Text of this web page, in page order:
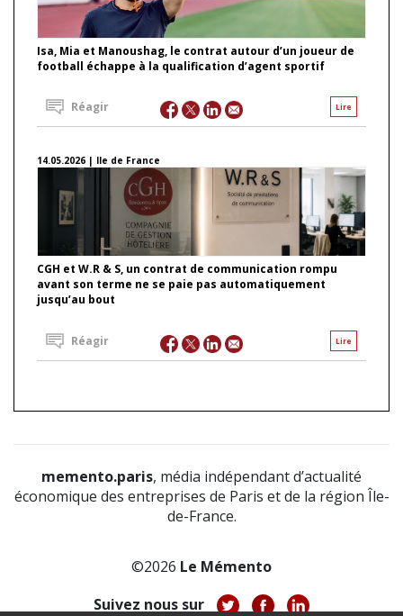
Isa, Mia et Manoushag, le contrat autour d’un joueur de
football échappe à la qualification d’agent sportif
Lire
Réagir
14.05.2026 | Ile de France
CGH et W.R & S, un contrat de communication rompu
avant son terme ne se paie pas automatiquement
jusqu’au bout
Lire
Réagir
memento.paris, média indépendant d’actualité
économique des entreprises de Paris et de la région Île-
de-France.
©2026 Le Mémento
Suivez nous sur